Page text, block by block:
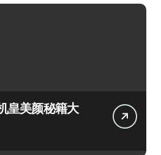
皇美颜秘籍大